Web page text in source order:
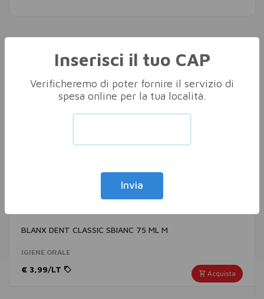
Altri nella stessa categoria
BLANX DENT CLASSIC SBIANC 75 ML M
IGIENE ORALE
Acquista
€ 3,99/LT
Inserisci il tuo CAP
Verificheremo di poter fornire il servizio di
spesa online per la tua località.
Invia